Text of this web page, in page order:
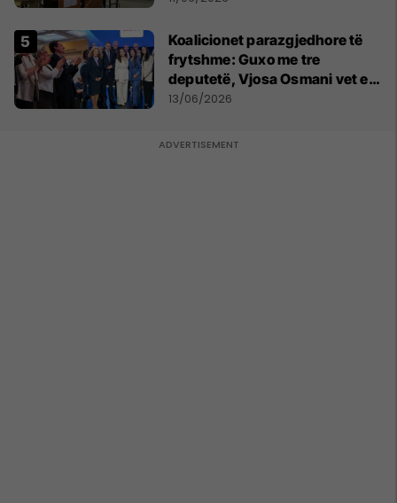
Koalicionet parazgjedhore të
frytshme: Guxo me tre
deputetë, Vjosa Osmani vet e
treta në Kuvend
13/06/2026